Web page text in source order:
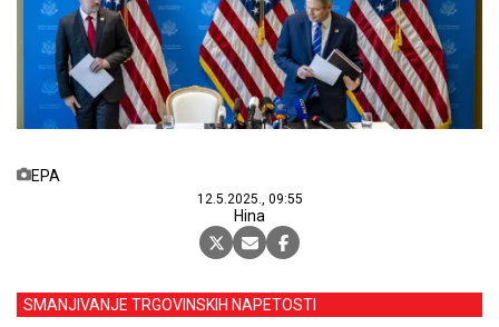
EPA
12.5.2025., 09:55
Hina
SMANJIVANJE TRGOVINSKIH NAPETOSTI